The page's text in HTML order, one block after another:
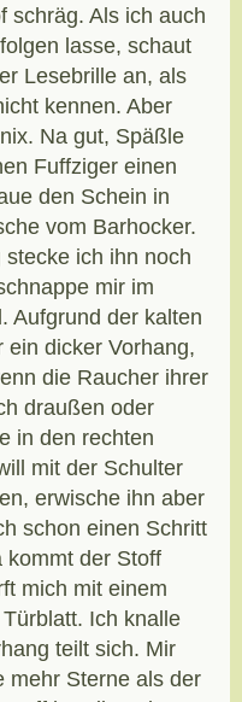
schräg. Als ich auch
lasse, schaut
Lesebrille an, als
kennen. Aber
Na gut, Späßle
Fuffziger einen
den Schein in
vom Barhocker.
ich ihn noch
mir im
Aufgrund der kalten
dicker Vorhang,
die Raucher ihrer
draußen oder
in den rechten
mit der Schulter
erwische ihn aber
schon einen Schritt
kommt der Stoff
mich mit einem
Ich knalle
teilt sich. Mir
mehr Sterne als der